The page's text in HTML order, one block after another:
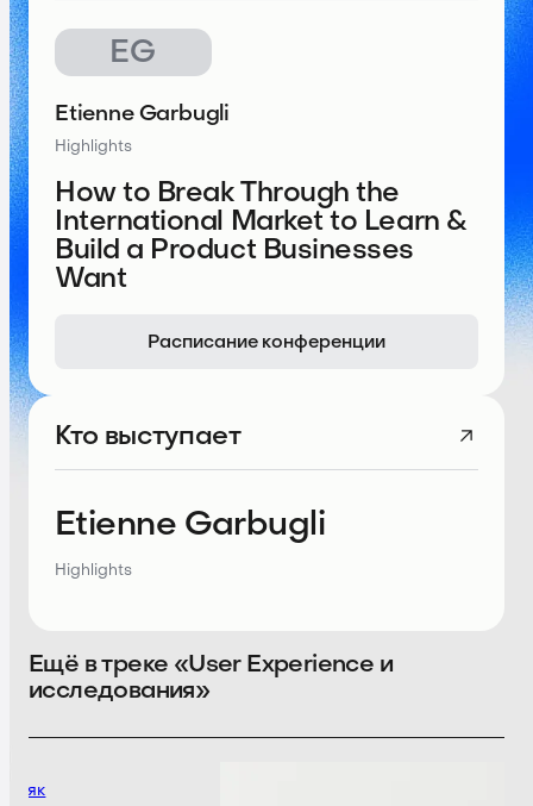
EG
How to Break Through the
International Market to Learn &
Build a Product Businesses
Want
Etienne Garbugli
Highlights
Расписание конференции
Кто выступает
Etienne Garbugli
Highlights
Ещё в треке «User Experience и
исследования»